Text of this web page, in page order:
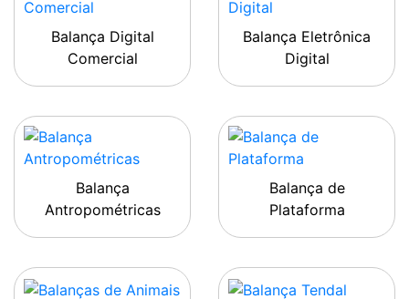
Balança Digital
Comercial
Balança Eletrônica
Digital
Balança
Antropométricas
Balança de
Plataforma